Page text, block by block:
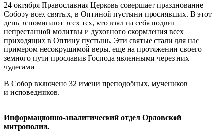
24 октября Православная Церковь совершает празднование
Собору всех святых, в Оптиной пустыни просиявших. В этот
день вспоминают всех тех, кто взял на себя подвиг
непрестанной молитвы и духовного окормления всех
приходящих в Оптину пустынь. Эти святые стали для нас
примером несокрушимой веры, еще на протяжении своего
земного пути прославив Господа явленными через них
чудесами.
В Собор включено 32 имени преподобных, мучеников
и исповедников.
Информационно-аналитический отдел Орловской
митрополии.